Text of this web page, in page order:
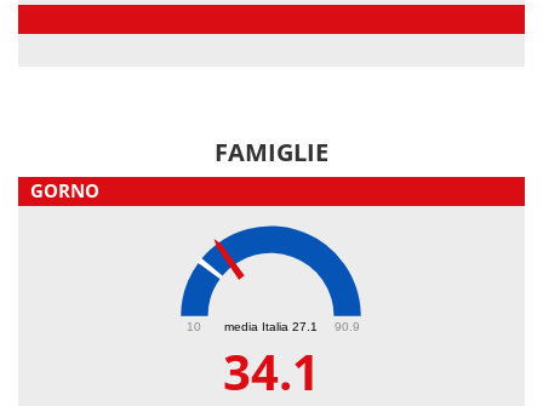
FAMIGLIE
GORNO
media Italia 27.1
10 90.9
34.1